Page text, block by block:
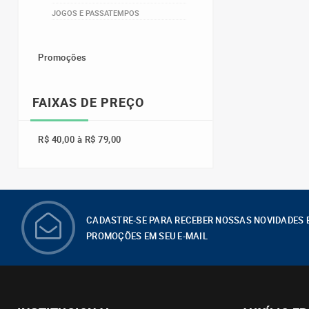
JOGOS E PASSATEMPOS
Promoções
FAIXAS DE PREÇO
R$ 40,00 à R$ 79,00
CADASTRE-SE PARA RECEBER NOSSAS NOVIDADES
PROMOÇÕES EM SEU E-MAIL